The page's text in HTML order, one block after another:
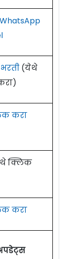
(येथे
करा
क्लिक
करा